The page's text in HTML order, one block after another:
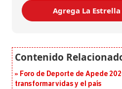
Agrega La
Foro de Deporte de Apede
transformar vidas y el país